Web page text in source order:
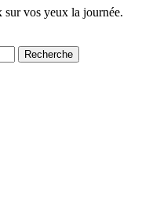
sur vos yeux la journée.
Recherche